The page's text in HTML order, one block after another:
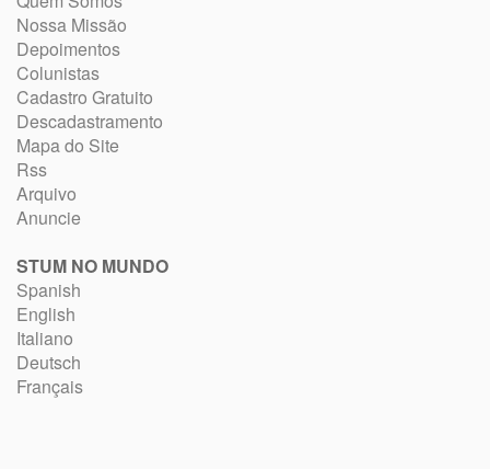
Nossa Missão
Depoimentos
Colunistas
Cadastro Gratuito
Descadastramento
Mapa do Site
Rss
Arquivo
Anuncie
STUM NO MUNDO
Spanish
English
Italiano
Deutsch
Français